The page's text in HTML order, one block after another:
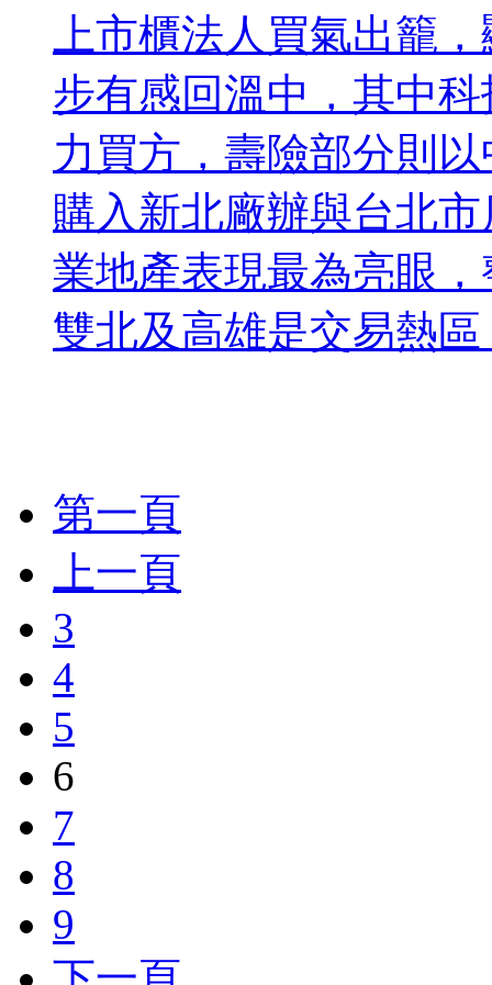
上市櫃法人買氣出籠
步有感回溫中，其中
力買方，壽險部分則
購入新北廠辦與台北
業地產表現最為亮眼
雙北及高雄是交易熱
第一頁
上一頁
3
4
5
6
7
8
9